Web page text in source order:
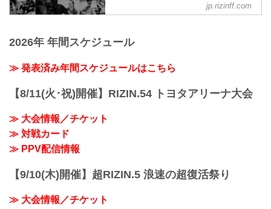
第14試合 ／中村大介 vs. 山本空良
3
3
第12試合 ／北方大地 vs. 村元友太郎
京平（LOSE）
ぎ三角固め）
第15試合／ 皇治 vs. 梅野源治
BACKSTAGE GALLERY の記事一覧 - 格
イジン ファイティング フェデレーショ
いきます。
jp.rizinff.com
2026年 年間スケジュール
≫ 発表済み年間スケジュールはこちら
【8/11(火･祝)開催】RIZIN.54 トヨタアリーナ大会
≫ 大会情報／チケット
≫ 対戦カード
≫ PPV配信情報
【9/10(木)開催】超RIZIN.5 浪速の超復活祭り
≫ 大会情報／チケット